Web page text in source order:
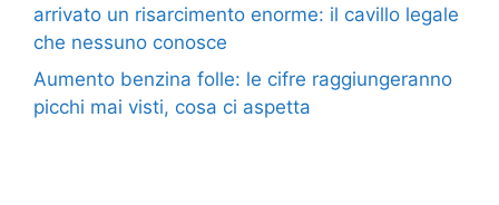
arrivato un risarcimento enorme: il cavillo legale
che nessuno conosce
Aumento benzina folle: le cifre raggiungeranno
picchi mai visti, cosa ci aspetta